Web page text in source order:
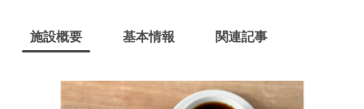
施設概要 基本情報 関連記事